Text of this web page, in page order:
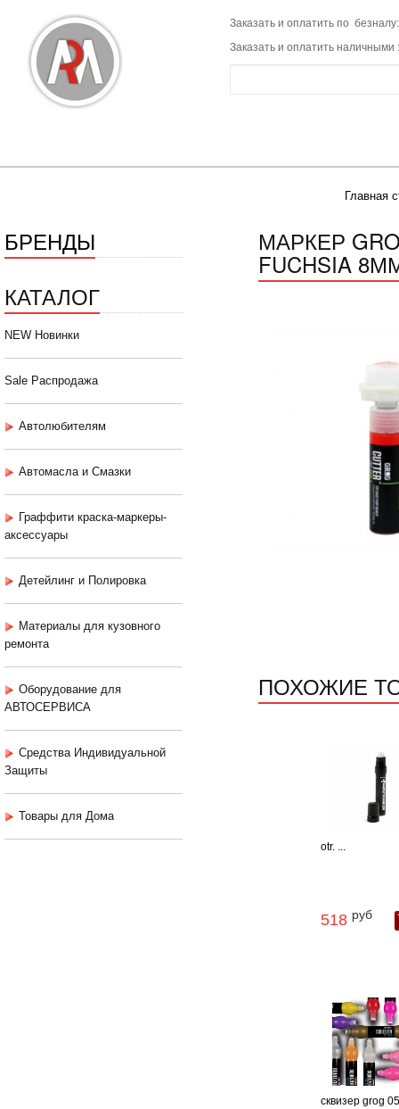
Заказать и оплатить по
Заказать и оплатить наличными
Главная
БРЕНДЫ
КАТАЛОГ
NEW Новинки
Sale Распродажа
Автолюбителям
Автомасла и Смазки
Граффити краска-маркеры-
аксессуары
Детейлинг и Полировка
Материалы для кузовного
ремонта
Оборудование для
АВТОСЕРВИСА
Средства Индивидуальной
Защиты
Товары для Дома
МАРКЕР
FUCHSIA
ПОХОЖИЕ
otr. ...
518 руб
сквизер grog